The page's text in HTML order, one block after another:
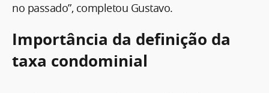
no passado”, completou Gustavo.
Importância da definição da
taxa condominial